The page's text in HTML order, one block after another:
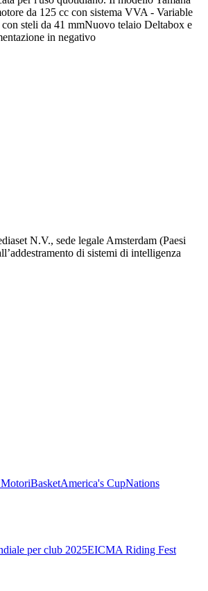
da 125 cc con sistema VVA - Variable
steli da 41 mmNuovo telaio Deltabox e
in negativo
N.V., sede legale Amsterdam (Paesi
di sistemi di intelligenza
BasketAmerica's CupNations
per club 2025EICMA Riding Fest